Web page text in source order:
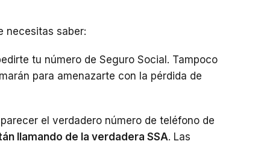
necesitas saber:
tu número de Seguro Social. Tampoco
para amenazarte con la pérdida de
el verdadero número de teléfono de
llamando de la verdadera SSA. Las